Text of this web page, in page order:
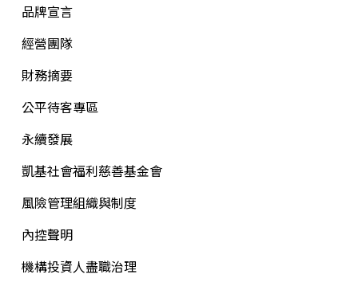
品牌宣言
經營團隊
財務摘要
公平待客專區
永續發展
凱基社會福利慈善基金會
風險管理組織與制度
內控聲明
機構投資人盡職治理